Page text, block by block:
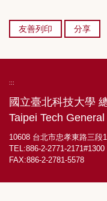
友善列印 分享
:::
國立臺北科技大學
Taipei Tech
10608 台北市忠孝東路三段
TEL:886-2-2771-2171#1300
FAX:886-2-2781-5578